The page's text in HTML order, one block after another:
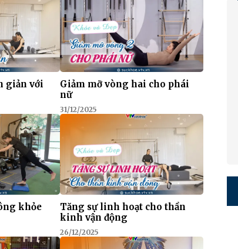
giản với
Giảm mỡ vòng hai cho phái
nữ
31/12/2025
khỏe
Tăng sự linh hoạt cho thần
kinh vận động
26/12/2025